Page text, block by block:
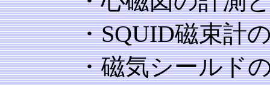
・SQUID磁束計の
・磁気シールドの